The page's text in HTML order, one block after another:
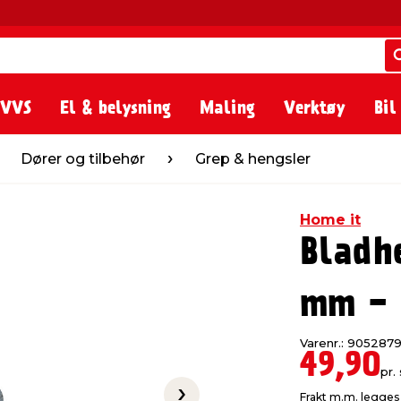
El & belysning Maling Verktøy
Grep & hengsler
Dører og tilbehør Grep & hengsler
Home it
mm -
Varenr.: 9052879
49,90pr.
Frakt m.m. legges